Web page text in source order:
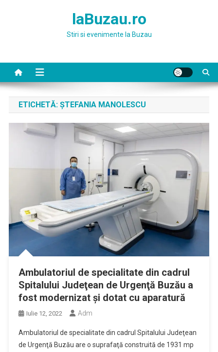
laBuzau.ro
Stiri si evenimente la Buzau
ETICHETĂ: ŞTEFANIA MANOLESCU
Ambulatoriul de specialitate din cadrul
Spitalului Judeţean de Urgenţă Buzău a
fost modernizat şi dotat cu aparatură
Iulie 12, 2022 Adm
Ambulatoriul de specialitate din cadrul Spitalului Judeţean
de Urgenţă Buzău are o suprafaţă construită de 1931 mp